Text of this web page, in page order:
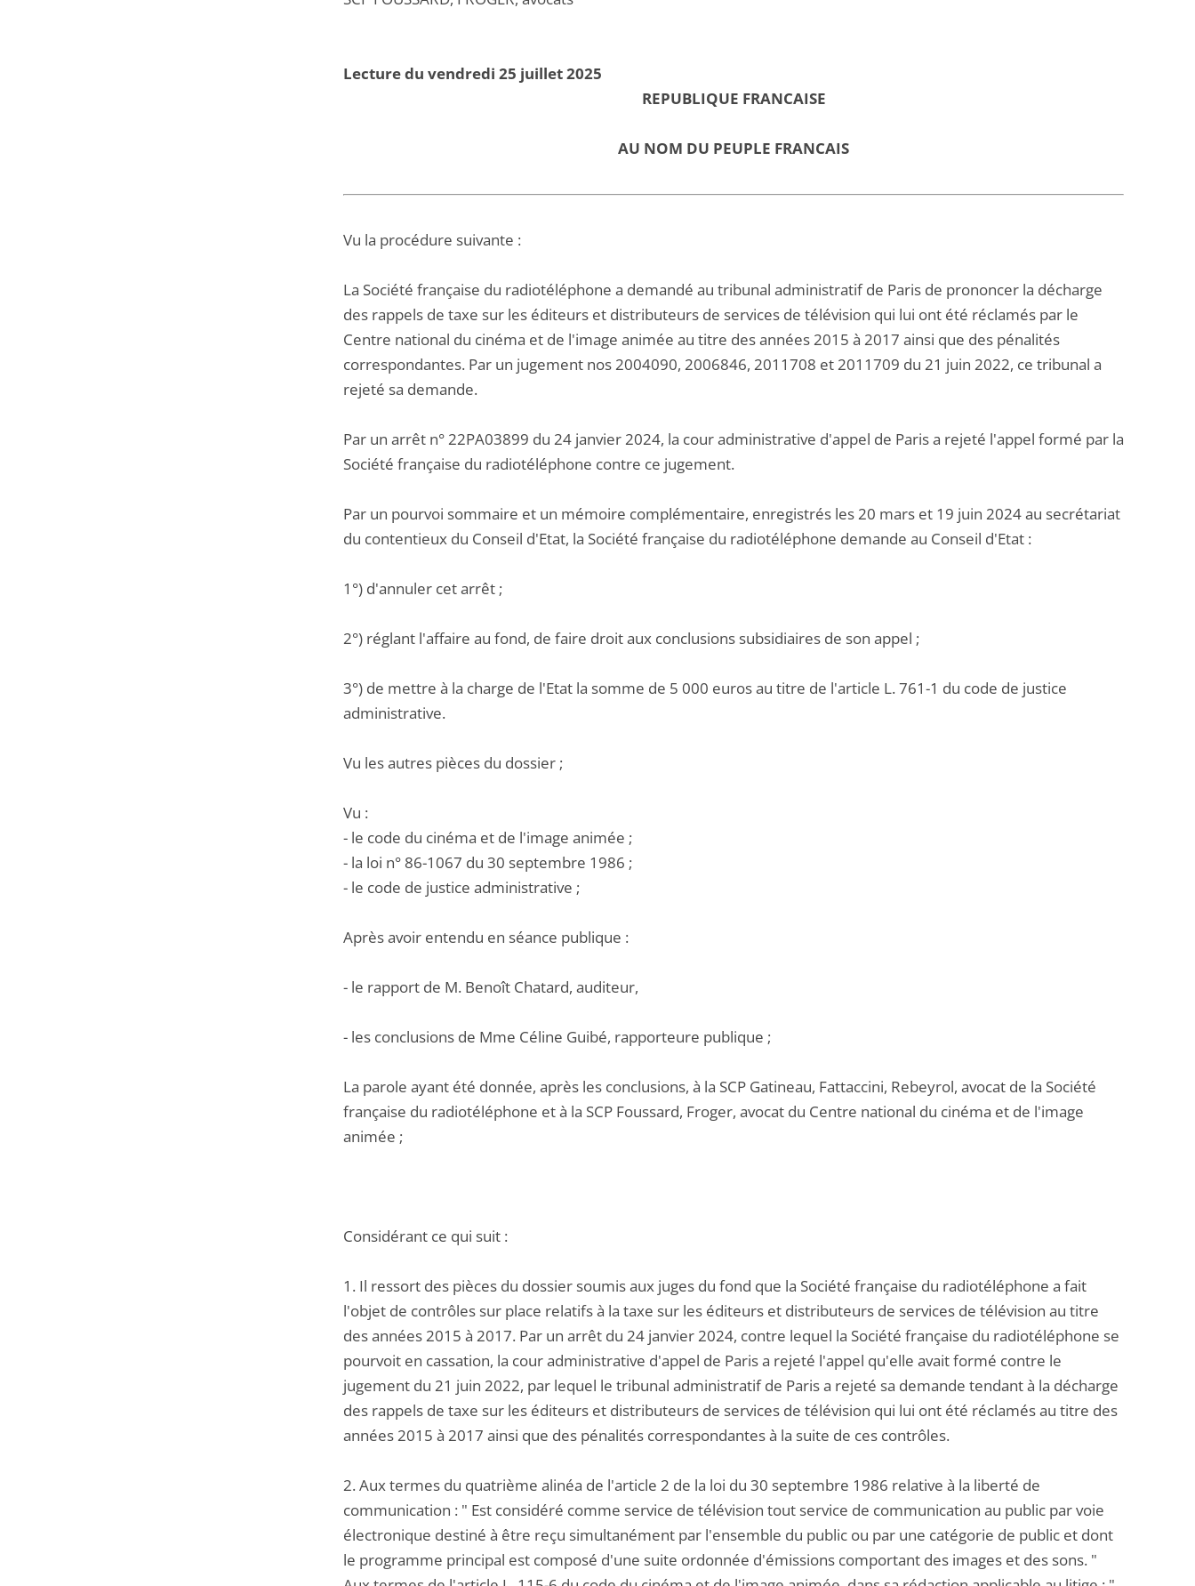
Lecture du vendredi 25 juillet 2025
REPUBLIQUE FRANCAISE
AU NOM DU PEUPLE FRANCAIS
Vu la procédure suivante :
La Société française du radiotéléphone a demandé au tribunal administratif de Paris de prononcer la décharge
des rappels de taxe sur les éditeurs et distributeurs de services de télévision qui lui ont été réclamés par le
Centre national du cinéma et de l'image animée au titre des années 2015 à 2017 ainsi que des pénalités
correspondantes. Par un jugement nos 2004090, 2006846, 2011708 et 2011709 du 21 juin 2022, ce tribunal a
rejeté sa demande.
Par un arrêt n° 22PA03899 du 24 janvier 2024, la cour administrative d'appel de Paris a rejeté l'appel formé par la
Société française du radiotéléphone contre ce jugement.
Par un pourvoi sommaire et un mémoire complémentaire, enregistrés les 20 mars et 19 juin 2024 au secrétariat
du contentieux du Conseil d'Etat, la Société française du radiotéléphone demande au Conseil d'Etat :
1°) d'annuler cet arrêt ;
2°) réglant l'affaire au fond, de faire droit aux conclusions subsidiaires de son appel ;
3°) de mettre à la charge de l'Etat la somme de 5 000 euros au titre de l'article L. 761-1 du code de justice
administrative.
Vu les autres pièces du dossier ;
Vu :
- le code du cinéma et de l'image animée ;
- la loi n° 86-1067 du 30 septembre 1986 ;
- le code de justice administrative ;
Après avoir entendu en séance publique :
- le rapport de M. Benoît Chatard, auditeur,
- les conclusions de Mme Céline Guibé, rapporteure publique ;
La parole ayant été donnée, après les conclusions, à la SCP Gatineau, Fattaccini, Rebeyrol, avocat de la Société
française du radiotéléphone et à la SCP Foussard, Froger, avocat du Centre national du cinéma et de l'image
animée ;
Considérant ce qui suit :
1. Il ressort des pièces du dossier soumis aux juges du fond que la Société française du radiotéléphone a fait
l'objet de contrôles sur place relatifs à la taxe sur les éditeurs et distributeurs de services de télévision au titre
des années 2015 à 2017. Par un arrêt du 24 janvier 2024, contre lequel la Société française du radiotéléphone se
pourvoit en cassation, la cour administrative d'appel de Paris a rejeté l'appel qu'elle avait formé contre le
jugement du 21 juin 2022, par lequel le tribunal administratif de Paris a rejeté sa demande tendant à la décharge
des rappels de taxe sur les éditeurs et distributeurs de services de télévision qui lui ont été réclamés au titre des
années 2015 à 2017 ainsi que des pénalités correspondantes à la suite de ces contrôles.
2. Aux termes du quatrième alinéa de l'article 2 de la loi du 30 septembre 1986 relative à la liberté de
communication : " Est considéré comme service de télévision tout service de communication au public par voie
électronique destiné à être reçu simultanément par l'ensemble du public ou par une catégorie de public et dont
le programme principal est composé d'une suite ordonnée d'émissions comportant des images et des sons. "